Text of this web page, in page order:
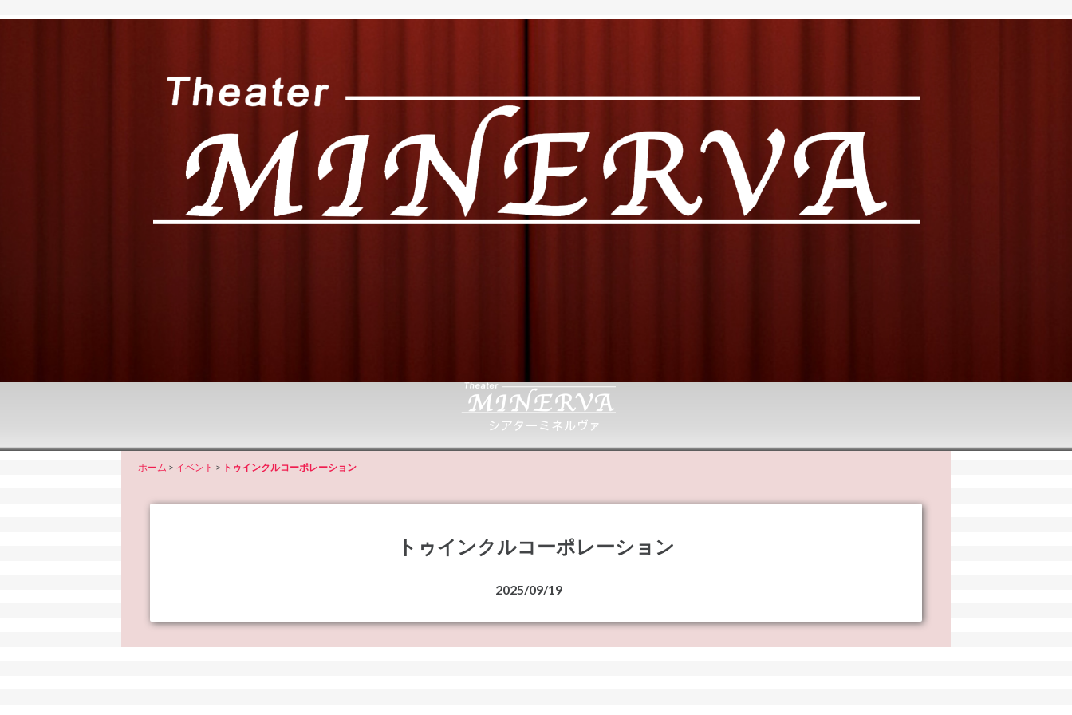
ホーム > イベント > トゥインクルコーポレーション
トゥインクルコーポレーション
2025/09/19